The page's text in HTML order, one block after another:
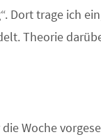
Dort trage ich
Theorie
Woche